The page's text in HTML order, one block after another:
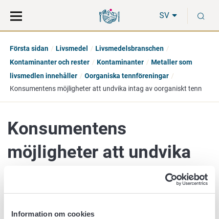
Information om cookies
direkt
till
på
hela
SV
Första sidan Livsmedel
Livsmedelsbranschen
Kontaminanter och rester
Kontaminanter
Metaller som
livsmedlen innehåller
Oorganiska tennföreningar
Konsumentens möjligheter att undvika intag av oorganiskt tenn
Konsumentens
möjligheter att undvika
intag av oorganiskt tenn